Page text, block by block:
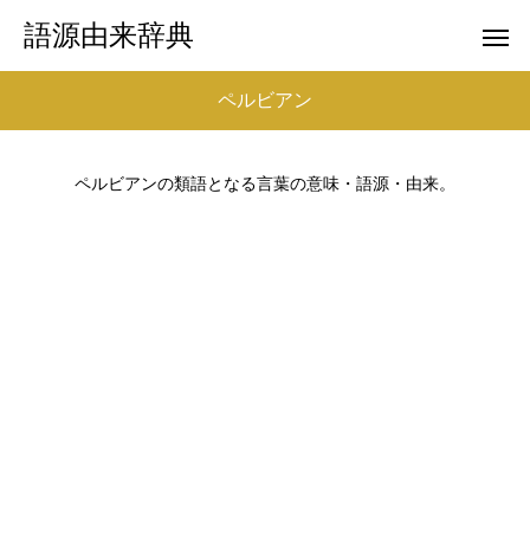
語源由来辞典
ペルビアン
ペルビアンの類語となる言葉の意味・語源・由来。